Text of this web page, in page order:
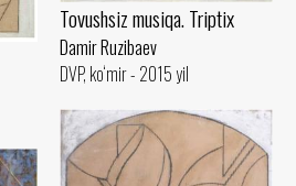
Tovushsiz musiqa. Triptix
Damir Ruzibaev
DVP, ko‘mir - 2015 yil